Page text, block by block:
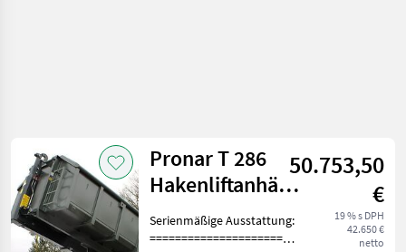
Pronar T 286
Hakenliftanhänger
17,1 to Nutzlast
Lenkach
50.753,50
€
19 % s DPH
42.650 €
netto
Serienmäßige Ausstattung:
=====================